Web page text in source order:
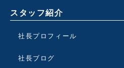
スタッフ紹介
社長プロフィール
社長ブログ